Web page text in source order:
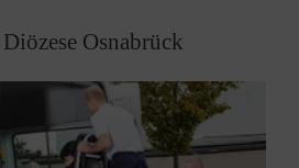
Osnabrück